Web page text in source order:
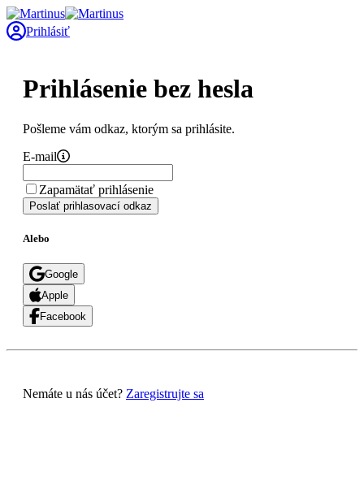
Prihlásiť
Prihlásenie bez hesla
Pošleme vám odkaz, ktorým sa prihlásite.
E-mail
Zapamätať prihlásenie
Poslať prihlasovací odkaz
Alebo
Google
Apple
Facebook
Nemáte u nás účet? Zaregistrujte sa